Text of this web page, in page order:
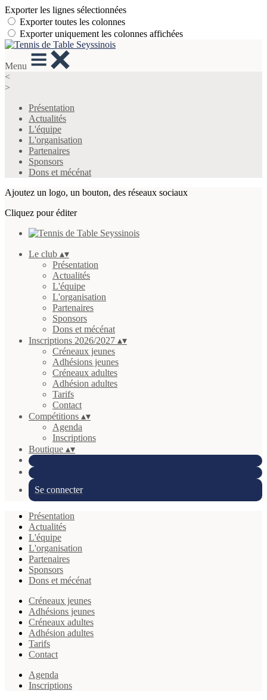
Exporter les lignes sélectionnées
Exporter toutes les colonnes
Exporter uniquement les colonnes affichées
Menu
<
>
Présentation
Actualités
L'équipe
L'organisation
Partenaires
Sponsors
Dons et mécénat
Ajoutez un logo, un bouton, des réseaux sociaux
Cliquez pour éditer
Le club ▴▾
Présentation
Actualités
L'équipe
L'organisation
Partenaires
Sponsors
Dons et mécénat
Inscriptions 2026/2027 ▴▾
Créneaux jeunes
Adhésions jeunes
Créneaux adultes
Adhésion adultes
Tarifs
Contact
Compétitions ▴▾
Agenda
Inscriptions
Boutique ▴▾
Se connecter
Présentation
Actualités
L'équipe
L'organisation
Partenaires
Sponsors
Dons et mécénat
Créneaux jeunes
Adhésions jeunes
Créneaux adultes
Adhésion adultes
Tarifs
Contact
Agenda
Inscriptions